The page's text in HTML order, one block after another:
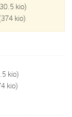
kio)
kio)
kio)
kio)